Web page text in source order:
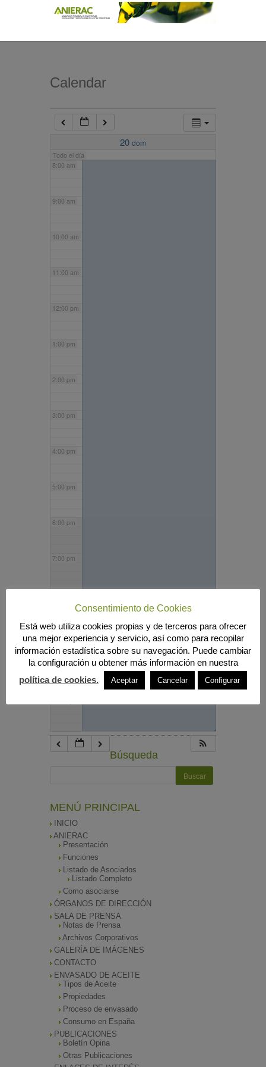
Calendar
20 dom
Todo el día
7:00 am
8:00 am
9:00 am
10:00 am
11:00 am
12:00 pm
1:00 pm
2:00 pm
3:00 pm
4:00 pm
5:00 pm
6:00 pm
7:00 pm
9:00 pm
10:00 pm
◢
Búsqueda
MENÚ PRINCIPAL
INICIO
ANIERAC
Presentación
Funciones
Listado de Asociados
Listado Completo
Como asociarse
ÓRGANOS DE DIRECCIÓN
SALA DE PRENSA
Notas de Prensa
Archivos Corporativos
GALERÍA DE IMÁGENES
CONTACTO
ENVASADO DE ACEITE
Tipos de Aceite
Propiedades
Proceso de envasado
Consumo en España
PUBLICACIONES
Boletín Opina
Otras Publicaciones
Consentimiento de Cookies
Está web utiliza cookies propias y de terceros para ofrecer
una mejor experiencia y servicio, así como para recopilar
información estadística sobre su navegación. Puede cambiar
la configuración u obtener más información en nuestra
política de cookies.
Aceptar Cancelar Configurar